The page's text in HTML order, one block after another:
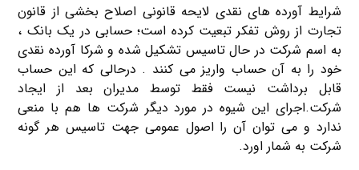
شرایط آورده های نقدی لایحه قانونی اصلاح بخشی از قانون
تجارت از روش تفکر تبعیت کرده است؛ حسابی در یک بانک ،
به اسم شرکت در حال تاسیس تشکیل شده و شرکا آورده نقدی
خود را به آن حساب واریز می کنند . درحالی که این حساب
قابل برداشت نیست فقط توسط مدیران بعد از ایجاد
شرکت.اجرای این شیوه در مورد دیگر شرکت ها هم با منعی
ندارد و می توان آن را اصول عمومی جهت تاسیس هر گونه
شرکت به شمار اورد.